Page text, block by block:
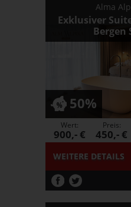
Alma
Exklusiver
Bergen
50%
WEITERE DETAILS
Wert:
900,- €
Preis:
450,- €